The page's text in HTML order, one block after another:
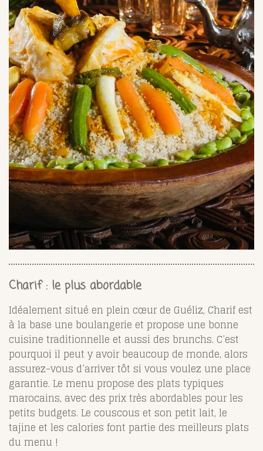
Charif : le plus abordable
Idéalement situé en plein cœur de Guéliz, Charif est
à la base une boulangerie et propose une bonne
cuisine traditionnelle et aussi des brunchs. C’est
pourquoi il peut y avoir beaucoup de monde, alors
assurez-vous d’arriver tôt si vous voulez une place
garantie. Le menu propose des plats typiques
marocains, avec des prix très abordables pour les
petits budgets. Le couscous et son petit lait, le
tajine et les calories font partie des meilleurs plats
du menu !